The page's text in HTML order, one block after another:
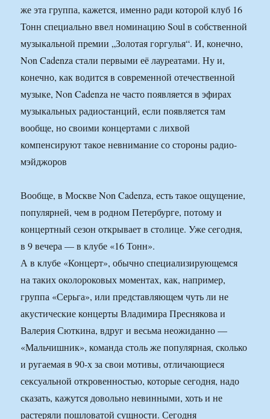
же эта группа, кажется, именно ради которой клуб 16
Тонн специально ввел номинацию Soul в собственной
музыкальной премии „Золотая горгулья“. И, конечно,
Non Cadenza стали первыми её лауреатами. Ну и,
конечно, как водится в современной отечественной
музыке, Non Cadenza не часто появляется в эфирах
музыкальных радиостанций, если появляется там
вообще, но своими концертами с лихвой
компенсируют такое невнимание со стороны радио-
мэйджоров
Вообще, в Москве Non Cadenza, есть такое ощущение,
популярней, чем в родном Петербурге, потому и
концертный сезон открывает в столице. Уже сегодня,
в 9 вечера — в клубе «16 Тонн».
А в клубе «Концерт», обычно специализирующемся
на таких околороковых моментах, как, например,
группа «Серьга», или представляющем чуть ли не
акустические концерты Владимира Преснякова и
Валерия Сюткина, вдруг и весьма неожиданно —
«Мальчишник», команда столь же популярная, сколько
и ругаемая в 90-х за свои мотивы, отличающиеся
сексуальной откровенностью, которые сегодня, надо
сказать, кажутся довольно невинными, хоть и не
растеряли пошловатой сущности. Сегодня